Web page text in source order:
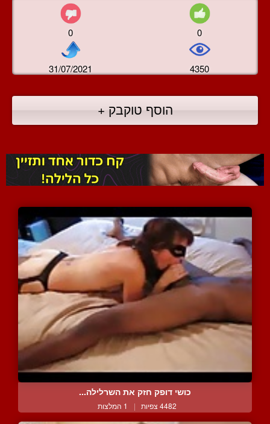
0 0
31/07/2021 4350
הוסף טוקבק +
כושי דופק חזק את השרלילה...
4482 צפיות | 1 המלצות